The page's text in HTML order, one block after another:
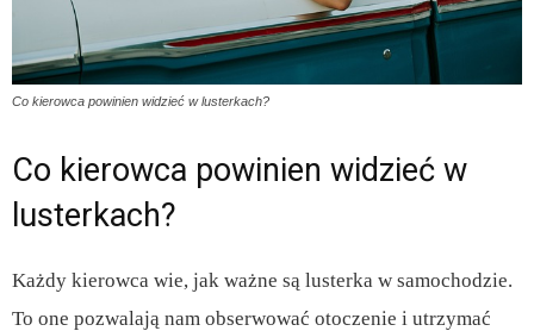
Co kierowca powinien widzieć w lusterkach?
Co kierowca powinien widzieć w
lusterkach?
Każdy kierowca wie, jak ważne są lusterka w samochodzie.
To one pozwalają nam obserwować otoczenie i utrzymać